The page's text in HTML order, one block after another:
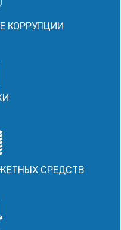
КОРРУПЦИИ
СРЕДСТВ